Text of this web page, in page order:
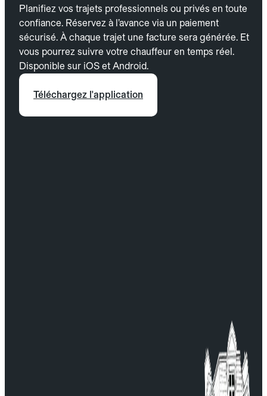
Planifiez vos trajets professionnels ou privés en toute
confiance. Réservez à l’avance via un paiement
sécurisé. À chaque trajet une facture sera générée. Et
vous pourrez suivre votre chauffeur en temps réel.
Disponible sur iOS et Android.
Téléchargez l'application